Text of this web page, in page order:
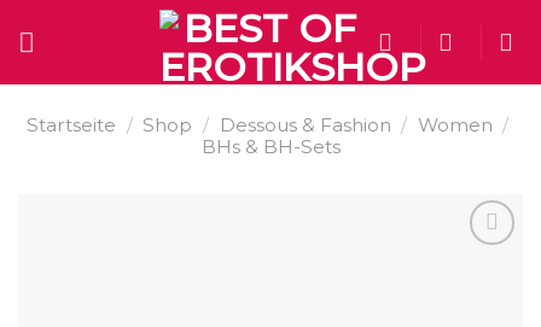
Startseite / Shop / Dessous & Fashion / Women /
BHs & BH-Sets